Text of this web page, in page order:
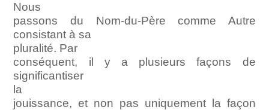
Nous
passons du Nom-du-Père comme Autre
consistant à sa
pluralité. Par
conséquent, il y a plusieurs façons de
significantiser
la
jouissance, et non pas uniquement la façon